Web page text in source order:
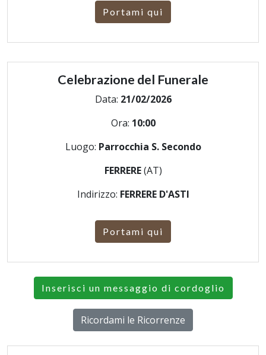
Portami qui
Celebrazione del Funerale
Data: 21/02/2026
Ora: 10:00
Luogo: Parrocchia S. Secondo
FERRERE(AT)
Indirizzo: FERRERE D'ASTI
Portami qui
Inserisci un messaggio di cordoglio
Ricordami le Ricorrenze